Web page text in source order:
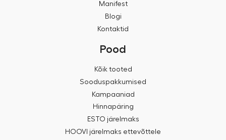
Manifest
Blogi
Kontaktid
Pood
Kõik tooted
Sooduspakkumised
Kampaaniad
Hinnapäring
ESTO järelmaks
HOOVI järelmaks ettevõttele